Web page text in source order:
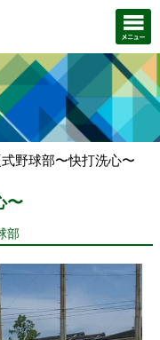
野球部〜快打洗心〜
〜
部